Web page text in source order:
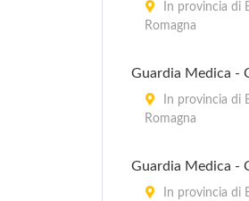
In provincia di
Romagna
Guardia Medica -
In provincia di
Romagna
Guardia Medica -
In provincia di